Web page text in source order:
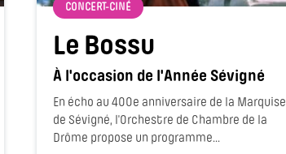
CONCERT-CINÉ
Le Bossu
À l'occasion de l'Année Sévigné
En écho au 400e anniversaire de la Marquise
de Sévigné, l'Orchestre de Chambre de la
Drôme propose un programme...